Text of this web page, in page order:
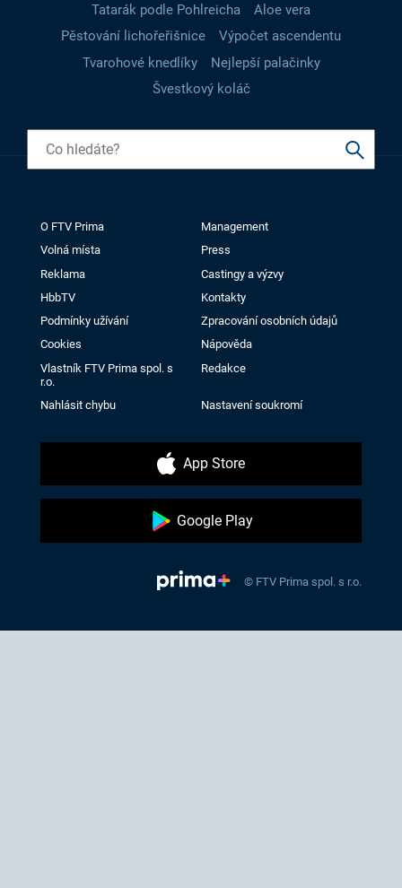
Tatarák podle Pohlreicha
Aloe vera
Pěstování lichořeřišnice
Výpočet ascendentu
Tvarohové knedlíky
Nejlepší palačinky
Švestkový koláč
O FTV Prima
Management
Volná místa
Press
Reklama
Castingy a výzvy
HbbTV
Kontakty
Podmínky užívání
Zpracování osobních údajů
Cookies
Nápověda
Vlastník FTV Prima spol. s
r.o.
Redakce
Nahlásit chybu Nastavení soukromí
App Store
Google Play
© FTV Prima spol. s r.o.